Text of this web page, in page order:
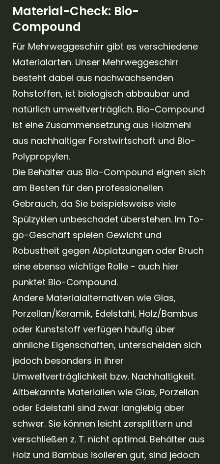
Material-Check: Bio-
Compound
Für Mehrweggeschirr gibt es verschiedene
Materialarten. Unser Mehrweggeschirr
besteht dabei aus nachwachsenden
Rohstoffen, ist biologisch abbaubar und
natürlich umweltverträglich. Bio-Compound
ist eine Zusammensetzung aus Holzmehl
aus nachhaltiger Forstwirtschaft und Bio-
Polypropylen.
Die Behälter aus Bio-Compound eignen sich
am Besten für den professionellen
Gebrauch, da Sie beispielsweise viele
Spülzyklen unbeschadet überstehen. Im To-
go-Geschäft spielen Gewicht und
Robustheit gegen Abplatzungen oder Bruch
eine ebenso wichtige Rolle - auch hier
punktet Bio-Compound.
Andere Materialalternativen wie Glas,
Porzellan/Keramik, Edelstahl, Holz/Bambus
oder Kunststoff verfügen häufig über
ähnliche Eigenschaften, unterscheiden sich
jedoch besonders in ihrer
Umweltverträglichkeit bzw. Nachhaltigkeit.
Altbekannte Materialien wie Glas, Porzellan
oder Edelstahl sind zwar langlebig aber
schwer. Sie können leicht zersplittern und
verschließen z. T. nicht optimal. Behälter aus
Holz und Bambus isolieren gut, sind jedoch